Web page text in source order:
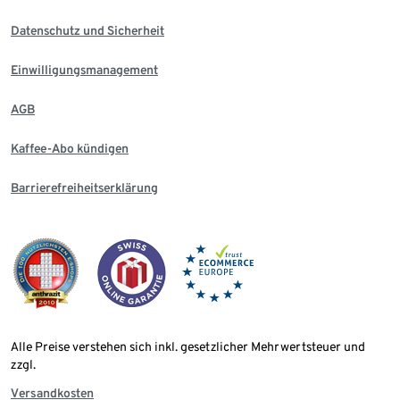
Datenschutz und Sicherheit
Einwilligungsmanagement
AGB
Kaffee-Abo kündigen
Barrierefreiheitserklärung
Alle Preise verstehen sich inkl. gesetzlicher Mehrwertsteuer und
zzgl.
Versandkosten